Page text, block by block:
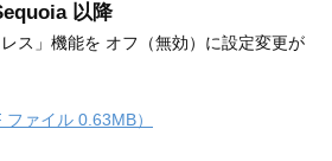
以降
ス」機能を オフ（無効）に設定変更が
ァイル 0.63MB）